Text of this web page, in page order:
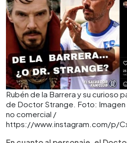
Rubén de la Barrera y su curioso
de Doctor Strange. Foto:
no comercial /
https://www.instagram.com/p/